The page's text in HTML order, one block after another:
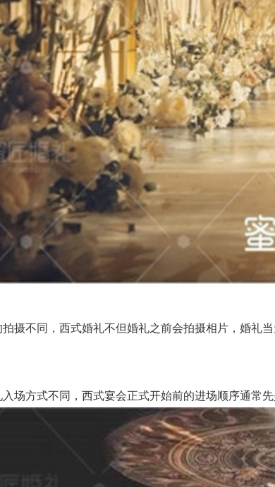
不同，西式婚礼不但婚礼之前会拍摄相片，婚礼
方式不同，西式宴会正式开始前的进场顺序通常先